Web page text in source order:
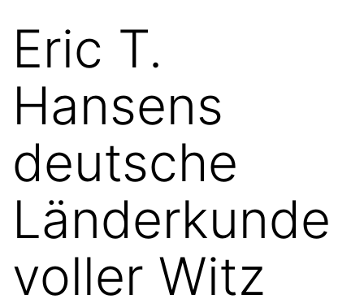
Eric T.
Hansens
deutsche
Länderkunde
voller Witz